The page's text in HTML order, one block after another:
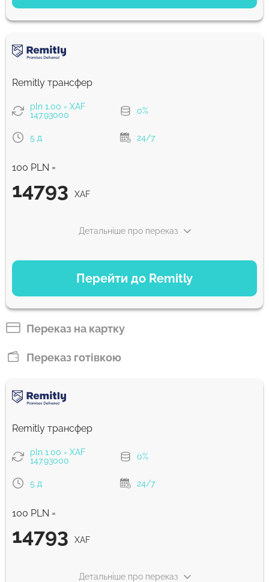
14831 XAF NaN д
Комісія Strumok, завжди 0%
Remitly трансфер
pln 1.00 = XAF
147.93000
0%
5 д 24/7
100 PLN =
14793 XAF
Перейти до Remitly
Детальніше про переказ
ВАРІАНТИ ОПЛАТИ
Економний
14793 XAF 5 д
Комісія Strumok, завжди 0%
Переказ на картку
Переказ готівкою
Remitly трансфер
pln 1.00 = XAF
147.93000
0%
5 д 24/7
100 PLN =
14793 XAF
Детальніше про переказ